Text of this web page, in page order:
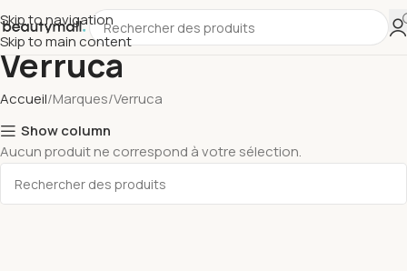
Skip to navigation
Skip to main content
Verruca
Accueil Marques Verruca
Show column
Aucun produit ne correspond à votre sélection.